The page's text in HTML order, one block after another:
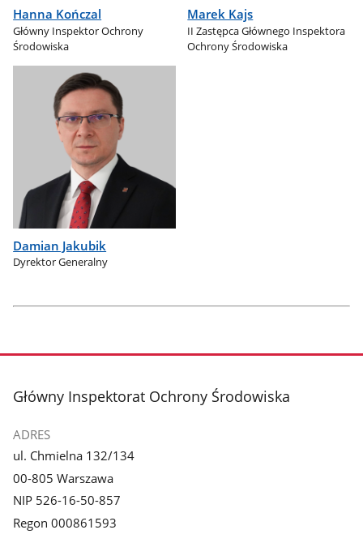
Hanna Kończal
Główny Inspektor Ochrony
Środowiska
Marek Kajs
II Zastępca Głównego Inspektora
Ochrony Środowiska
Damian Jakubik
Dyrektor Generalny
stopka
Główny Inspektorat Ochrony Środowiska
ADRES
ul. Chmielna 132/134
00-805 Warszawa
NIP 526-16-50-857
Regon 000861593